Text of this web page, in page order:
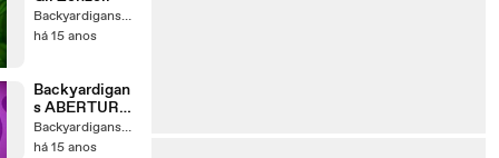
BackyardigansGS
há 15 anos
Backyardigan
s ABERTURA
Português
Brasil(1°T)
BackyardigansGS
há 15 anos